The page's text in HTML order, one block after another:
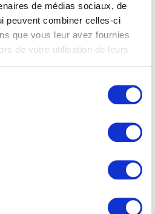
de médias sociaux, de
peuvent combiner celles-ci
que vous leur avez fournies
de votre utilisation de leurs
des données